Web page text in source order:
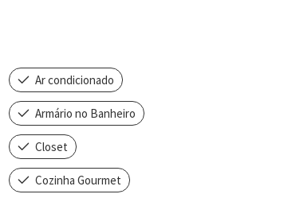
Ar condicionado
Armário no Banheiro
Closet
Cozinha Gourmet